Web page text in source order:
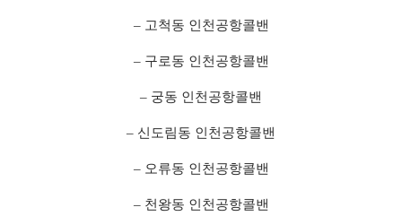
– 고척동 인천공항콜밴
– 구로동 인천공항콜밴
– 궁동 인천공항콜밴
– 신도림동 인천공항콜밴
– 오류동 인천공항콜밴
– 천왕동 인천공항콜밴